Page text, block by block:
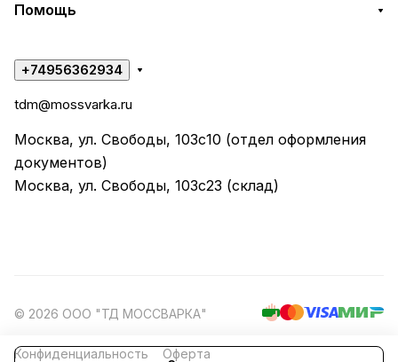
Помощь
+74956362934
tdm@mossvarka.ru
Москва, ул. Свободы, 103с10 (отдел оформления
документов)
Москва, ул. Свободы, 103с23 (склад)
© 2026 ООО "ТД МОССВАРКА"
Конфиденциальность Оферта